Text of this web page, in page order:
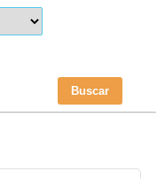
Buscar